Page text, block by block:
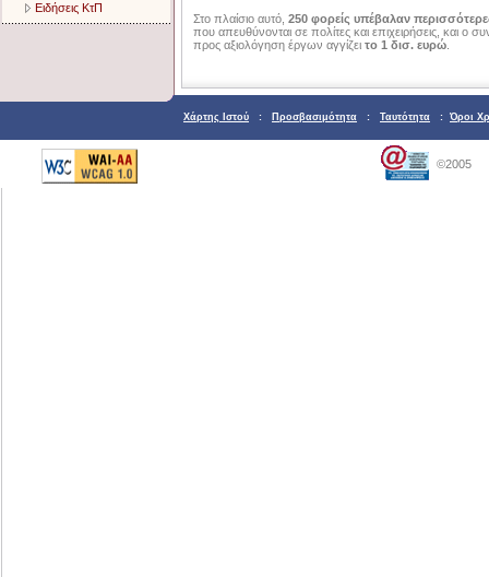
Ειδήσεις ΚτΠ
Στο πλαίσιο αυτό, 250 φορείς υπέβαλαν
που απευθύνονται σε πολίτες και επιχειρήσεις, και
προς αξιολόγηση έργων αγγίζει το 1 δισ. ευρώ
Χάρτης Ιστού : Προσβασιμότητα : Ταυτότητα : Όροι
©2005